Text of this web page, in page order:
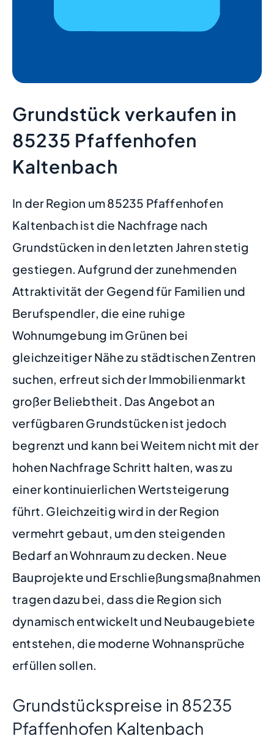
Grundstück verkaufen in
85235 Pfaffenhofen
Kaltenbach
In der Region um 85235 Pfaffenhofen
Kaltenbach ist die Nachfrage nach
Grundstücken in den letzten Jahren stetig
gestiegen. Aufgrund der zunehmenden
Attraktivität der Gegend für Familien und
Berufspendler, die eine ruhige
Wohnumgebung im Grünen bei
gleichzeitiger Nähe zu städtischen Zentren
suchen, erfreut sich der Immobilienmarkt
großer Beliebtheit. Das Angebot an
verfügbaren Grundstücken ist jedoch
begrenzt und kann bei Weitem nicht mit der
hohen Nachfrage Schritt halten, was zu
einer kontinuierlichen Wertsteigerung
führt. Gleichzeitig wird in der Region
vermehrt gebaut, um den steigenden
Bedarf an Wohnraum zu decken. Neue
Bauprojekte und Erschließungsmaßnahmen
tragen dazu bei, dass die Region sich
dynamisch entwickelt und Neubaugebiete
entstehen, die moderne Wohnansprüche
erfüllen sollen.
Grundstückspreise in 85235
Pfaffenhofen Kaltenbach